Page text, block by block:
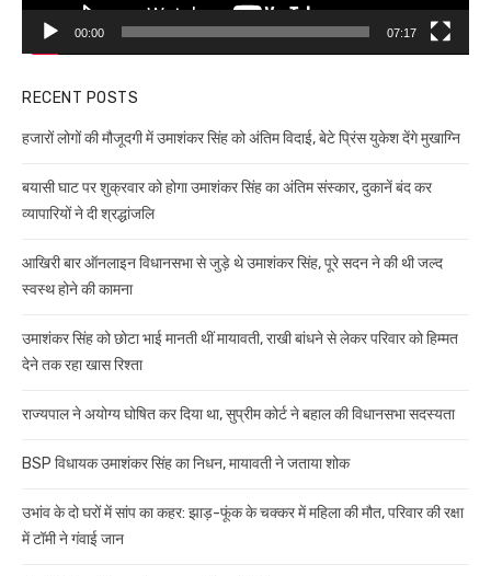
00:00 07:17
RECENT POSTS
हजारों लोगों की मौजूदगी में उमाशंकर सिंह को अंतिम विदाई, बेटे प्रिंस युकेश देंगे मुखाग्नि
बयासी घाट पर शुक्रवार को होगा उमाशंकर सिंह का अंतिम संस्कार, दुकानें बंद कर
व्यापारियों ने दी श्रद्धांजलि
आखिरी बार ऑनलाइन विधानसभा से जुड़े थे उमाशंकर सिंह, पूरे सदन ने की थी जल्द
स्वस्थ होने की कामना
उमाशंकर सिंह को छोटा भाई मानती थीं मायावती, राखी बांधने से लेकर परिवार को हिम्मत
देने तक रहा खास रिश्ता
राज्यपाल ने अयोग्य घोषित कर दिया था, सुप्रीम कोर्ट ने बहाल की विधानसभा सदस्यता
BSP विधायक उमाशंकर सिंह का निधन, मायावती ने जताया शोक
उभांव के दो घरों में सांप का कहर: झाड़-फूंक के चक्कर में महिला की मौत, परिवार की रक्षा
में टॉमी ने गंवाई जान